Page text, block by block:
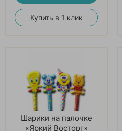
Купить в 1 клик
Шарики на палочке
«Яркий Восторг»